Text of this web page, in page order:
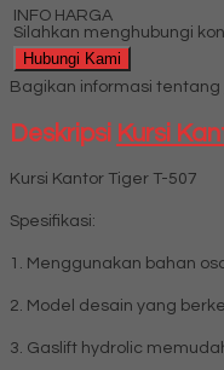
INFO HARGA
Silahkan menghubungi
Hubungi Kami
Bagikan informasi tentang
Deskripsi Kursi
Kursi Kantor Tiger T-507
Spesifikasi:
1. Menggunakan bahan
2. Model desain yang
3. Gaslift hydrolic